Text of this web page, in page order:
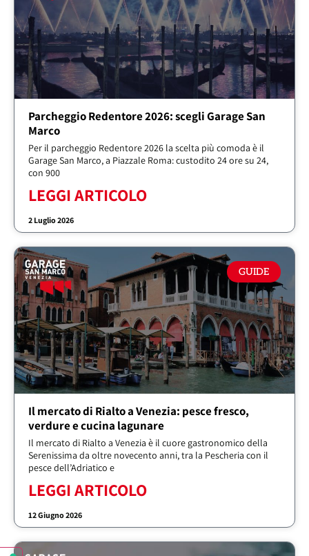
Parcheggio Redentore 2026: scegli Garage San
Marco
Per il parcheggio Redentore 2026 la scelta più comoda è il
Garage San Marco, a Piazzale Roma: custodito 24 ore su 24,
con 900
LEGGI ARTICOLO
2 Luglio 2026
GUIDE
Il mercato di Rialto a Venezia: pesce fresco,
verdure e cucina lagunare
Il mercato di Rialto a Venezia è il cuore gastronomico della
Serenissima da oltre novecento anni, tra la Pescheria con il
pesce dell’Adriatico e
LEGGI ARTICOLO
12 Giugno 2026